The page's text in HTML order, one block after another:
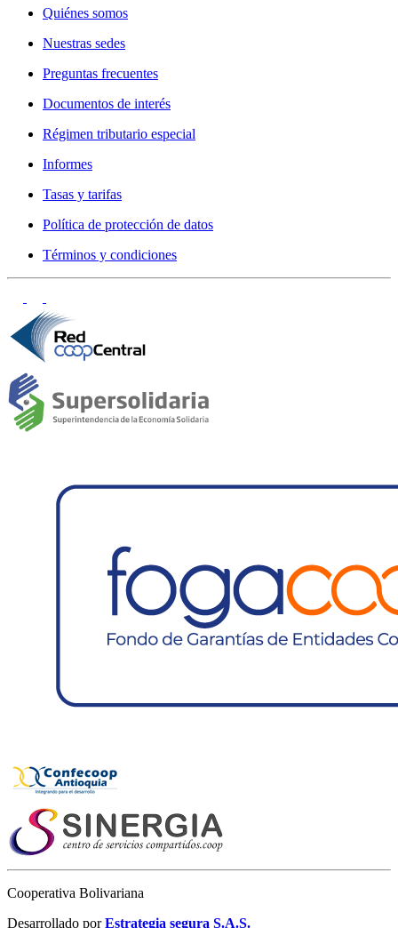
Quiénes somos
Nuestras sedes
Preguntas frecuentes
Documentos de interés
Régimen tributario especial
Informes
Tasas y tarifas
Política de protección de datos
Términos y condiciones
Cooperativa Bolivariana
Desarrollado porEstrategia segura S.A.S.